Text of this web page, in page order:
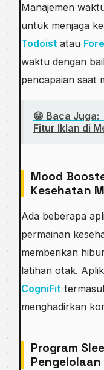
Manajemen
untuk menjaga
Todoist atau
waktu dengan
pencapaian saat
😀 Baca Juga:
Fitur Iklan di
Mood
Kesehatan
Ada beberapa
permainan
memberikan
latihan otak.
CogniFit
menghadirkan
Program